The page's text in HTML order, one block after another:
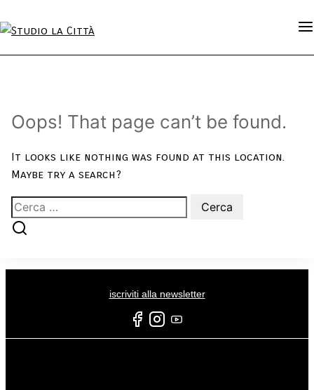
Oops! That page can’t be found.
It looks like nothing was found at this location.
Maybe try a search?
iscriviti alla newsletter